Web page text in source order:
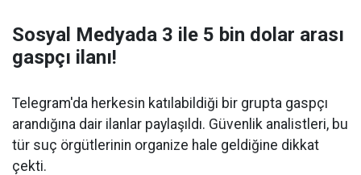
Sosyal Medyada 3 ile 5 bin dolar arası
gaspçı ilanı!
Telegram'da herkesin katılabildiği bir grupta gaspçı
arandığına dair ilanlar paylaşıldı. Güvenlik analistleri, bu
tür suç örgütlerinin organize hale geldiğine dikkat
çekti.